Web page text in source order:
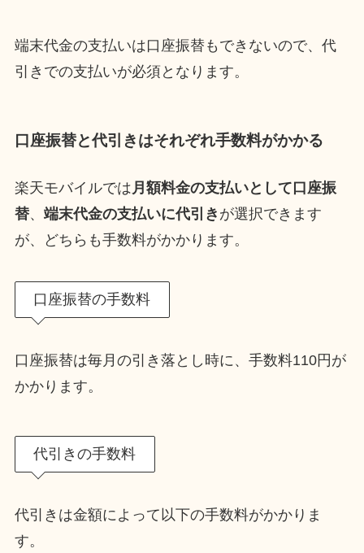
端末代金の支払いは口座振替もできないので、代
引きでの支払いが必須となります。
口座振替と代引きはそれぞれ手数料がかかる
楽天モバイルでは 月額料金の支払いとして口座振
替、 端末代金の支払いに代引き が選択できます
が、どちらも手数料がかかります。
口座振替の手数料
口座振替は毎月の引き落とし時に、手数料110円が
かかります。
代引きの手数料
代引きは金額によって以下の手数料がかかりま
す。